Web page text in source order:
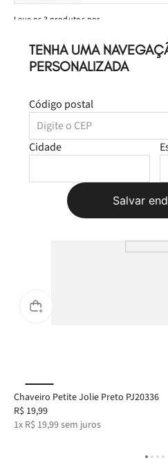
TENHA UMA
PERSONALIZADA
Código postal
Cidade
Salvar
Leveos3 produtos por
R$ 509,97
Chaveiro Petite Jolie Preto PJ20336
R$ 19,99
1x R$ 19,99sem juros